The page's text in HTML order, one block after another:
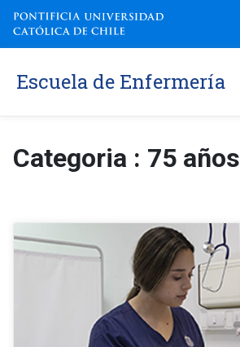
Escuela de Enfermería
Categoria : 75 años